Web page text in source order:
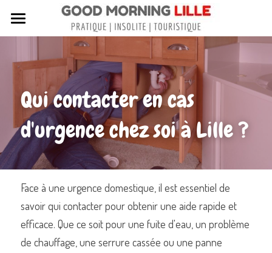
Tous nos articles
Sortir à Lille
Lille de A à Z
Nos livres sur Lille
Lille insolite et secret
Street Art à Lille
Toutes les rues de Lille
Contactez-nous
Qui contacter en cas
d'urgence chez soi à Lille ?
Face à une urgence domestique, il est essentiel de
savoir qui contacter pour obtenir une aide rapide et
efficace. Que ce soit pour une fuite d'eau, un problème
de chauffage, une serrure cassée ou une panne